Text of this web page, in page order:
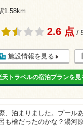
1.58km
2.6 点 /
施設情報を見る
天トラベルの宿泊プランを見
、泊まりました。プール
も檜だったのかな？湯河